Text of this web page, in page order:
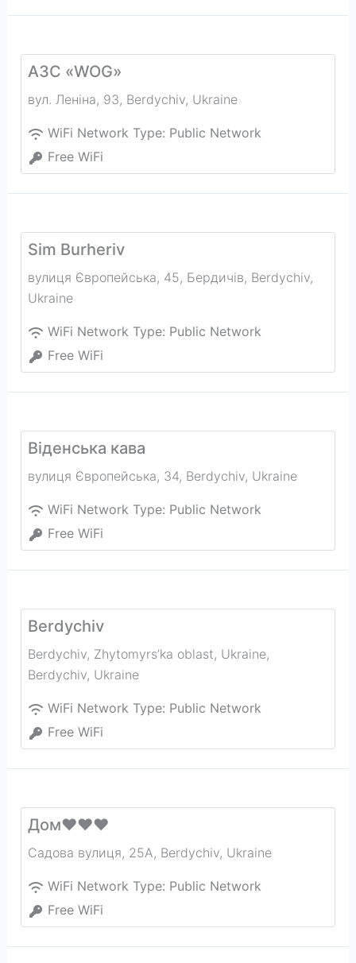
АЗС «WOG»
вул. Леніна, 93, Berdychiv, Ukraine
WiFi Network Type: Public Network
Free WiFi
Sim Burheriv
вулиця Європейська, 45, Бердичів, Berdychiv,
Ukraine
WiFi Network Type: Public Network
Free WiFi
Віденська кава
вулиця Європейська, 34, Berdychiv, Ukraine
WiFi Network Type: Public Network
Free WiFi
Berdychiv
Berdychiv, Zhytomyrs’ka oblast, Ukraine,
Berdychiv, Ukraine
WiFi Network Type: Public Network
Free WiFi
Дом❤❤❤
Садова вулиця, 25А, Berdychiv, Ukraine
WiFi Network Type: Public Network
Free WiFi